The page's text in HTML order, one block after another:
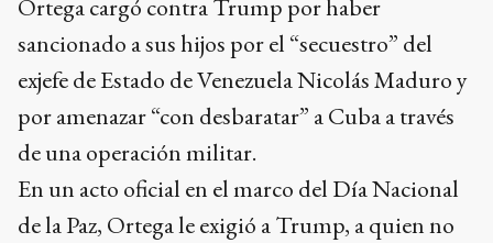
Ortega cargó contra Trump por haber
sancionado a sus hijos por el “secuestro” del
exjefe de Estado de Venezuela Nicolás Maduro y
por amenazar “con desbaratar” a Cuba a través
de una operación militar.
En un acto oficial en el marco del Día Nacional
de la Paz, Ortega le exigió a Trump, a quien no